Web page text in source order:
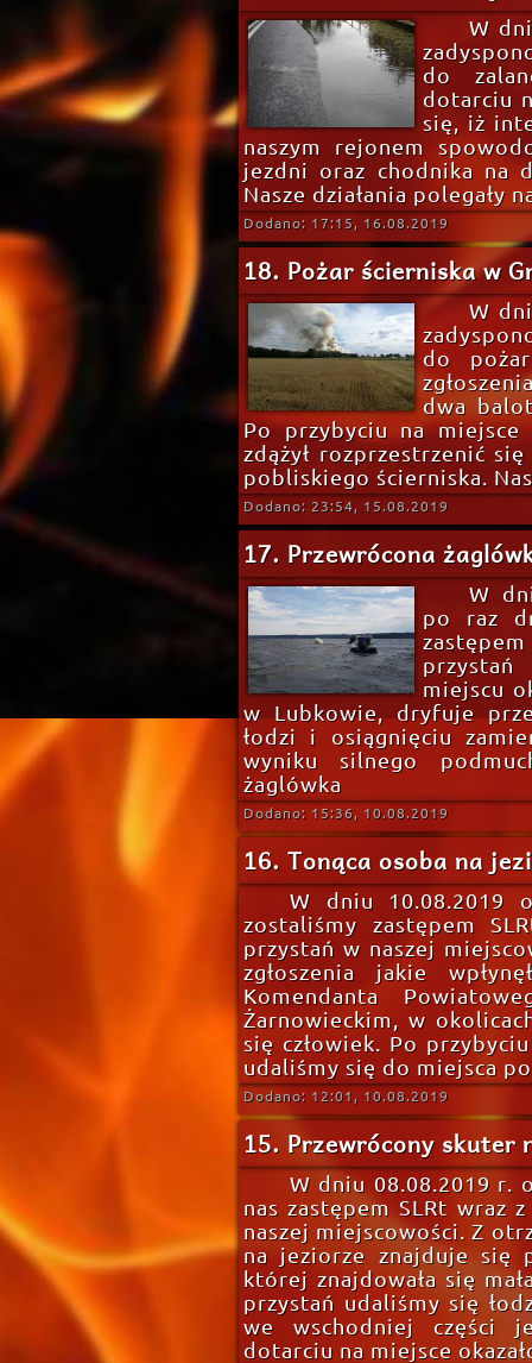
W
do
dotarciu
się, iż
naszym rejonem
jezdni oraz chodnika na
Nasze działania polegały
Dodano: 17:15, 16.08.2019
18. Pożar ścierniska w
W
do
dwa
Po przybyciu na miejsce
zdążył rozprzestrzenić
pobliskiego ścierniska.
Dodano: 23:54, 15.08.2019
17. Przewrócona
W
po raz
zastępem
miejscu
w Lubkowie, dryfuje
łodzi i osiągnięciu
wyniku silnego
żaglówka
Dodano: 15:36, 10.08.2019
16. Tonąca osoba na
W dniu 10.08.2019
zostaliśmy zastępem
przystań w naszej
zgłoszenia jakie
Komendanta
Żarnowieckim, w
się człowiek. Po
udaliśmy się do miejsca
Dodano: 12:01, 10.08.2019
15. Przewrócony skuter
W dniu 08.08.2019 r.
nas zastępem SLRt wraz
naszej miejscowości. Z
na jeziorze znajduje się
której znajdowała się
przystań udaliśmy się
we wschodniej części
dotarciu na miejsce